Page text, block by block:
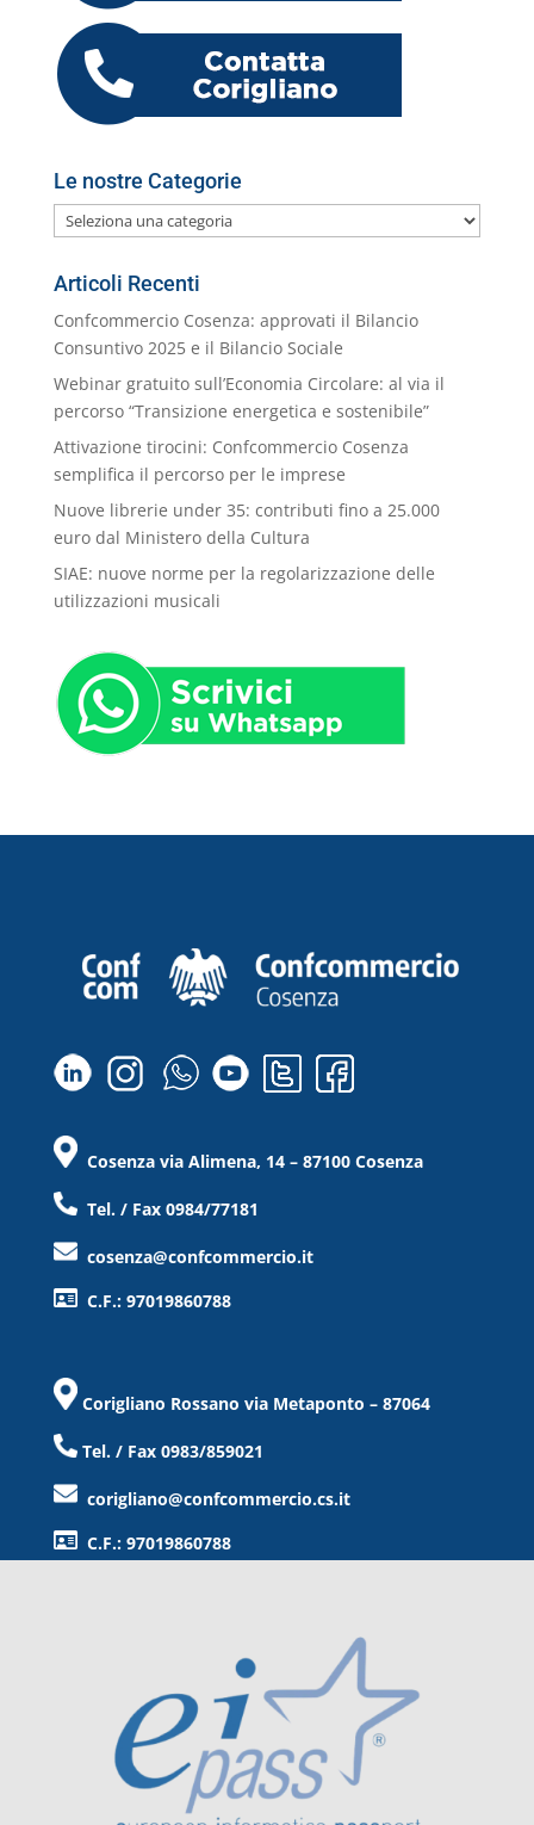
o
k
p er
M
ai
l
di
Le nostre Categorie
Le
nostre
Categorie
Articoli Recenti
Confcommercio Cosenza: approvati il Bilancio
Consuntivo 2025 e il Bilancio Sociale
Webinar gratuito sull’Economia Circolare: al via il
percorso “Transizione energetica e sostenibile”
Attivazione tirocini: Confcommercio Cosenza
semplifica il percorso per le imprese
Nuove librerie under 35: contributi fino a 25.000
euro dal Ministero della Cultura
SIAE: nuove norme per la regolarizzazione delle
utilizzazioni musicali
Cosenza via Alimena, 14 – 87100 Cosenza
Tel. / Fax 0984/77181
cosenza@confcommercio.it
C.F.: 97019860788
Corigliano Rossano via Metaponto – 87064
Tel. / Fax 0983/859021
corigliano@confcommercio.cs.it
C.F.: 97019860788